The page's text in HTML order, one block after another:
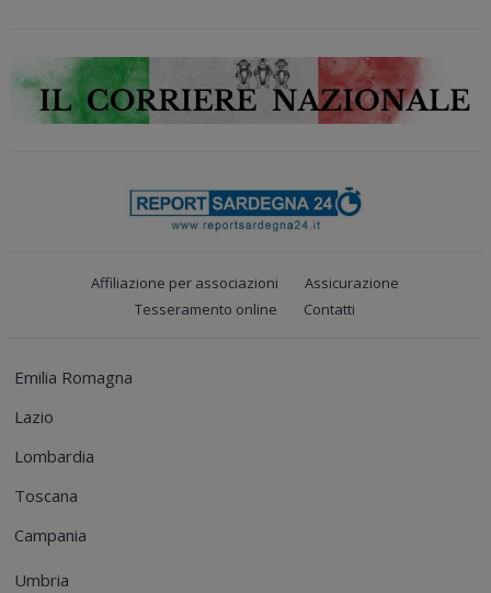
Affiliazione per associazioni
Assicurazione
Tesseramento online
Contatti
Emilia Romagna
Lazio
Lombardia
Toscana
Campania
Umbria